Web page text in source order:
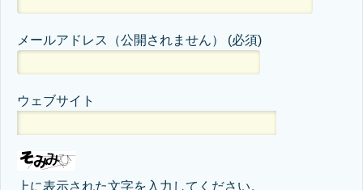
メールアドレス（公開されません） (必須)
ウェブサイト
上に表示された文字を入力してください。